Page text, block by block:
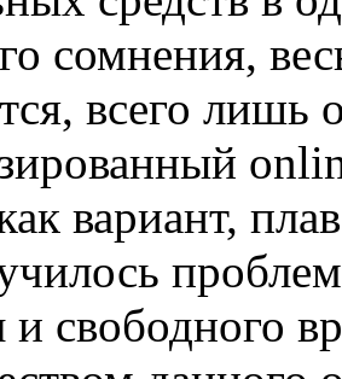
сомнения,
всего лишь
как вариант,
и свободного